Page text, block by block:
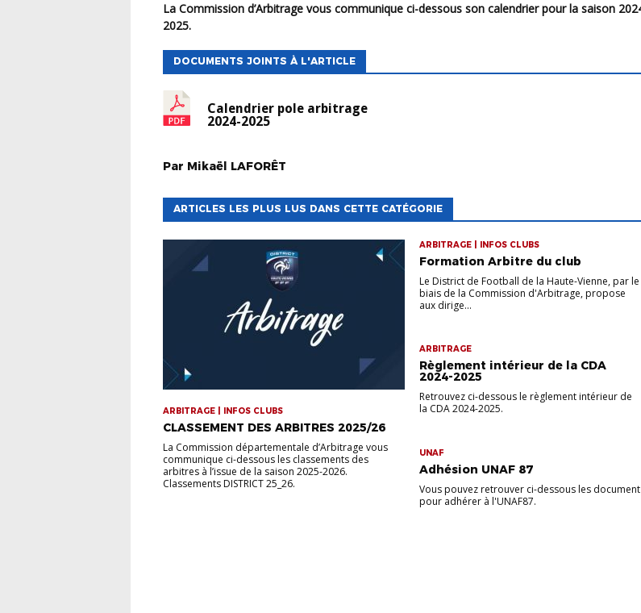
La Commission d’Arbitrage vous communique ci-dessous son calendrier pour la saison 2024-
2025.
DOCUMENTS JOINTS À L'ARTICLE
Calendrier pole arbitrage
2024-2025
Par Mikaël LAFORÊT
ARTICLES LES PLUS LUS DANS CETTE CATÉGORIE
ARBITRAGE | INFOS CLUBS
CLASSEMENT DES ARBITRES 2025/26
La Commission départementale d’Arbitrage vous
communique ci-dessous les classements des
arbitres à l’issue de la saison 2025-2026.
Classements DISTRICT 25_26.
ARBITRAGE | INFOS CLUBS
Formation Arbitre du club
Le District de Football de la Haute-Vienne, par le
biais de la Commission d'Arbitrage, propose
aux dirige...
ARBITRAGE
Règlement intérieur de la CDA
2024-2025
Retrouvez ci-dessous le règlement intérieur de
la CDA 2024-2025.
UNAF
Adhésion UNAF 87
Vous pouvez retrouver ci-dessous les document
pour adhérer à l'UNAF87.